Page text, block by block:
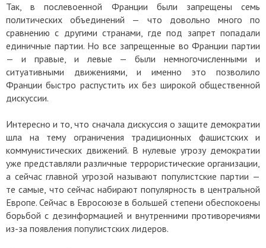
Так, в послевоенной Франции были запрещены семь
политических объединений — что довольно много по
сравнению с другими странами, где под запрет попадали
единичные партии. Но все запрещенные во Франции партии
— и правые, и левые — были немногочисленными и
ситуативными движениями, и именно это позволило
Франции быстро распустить их без широкой общественной
дискуссии.
Интересно и то, что сначала дискуссия о защите демократии
шла на тему ограничения традиционных фашистских и
коммунистических движений. В нулевые угрозу демократии
уже представляли различные террористические организации,
а сейчас главной угрозой называют популистские партии —
те самые, что сейчас набирают популярность в центральной
Европе. Сейчас в Евросоюзе в большей степени обеспокоены
борьбой с дезинформацией и внутренними противоречиями
из-за появления популистских лидеров.